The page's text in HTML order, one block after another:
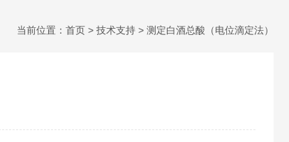
当前位置： 首页 > 技术支持 > 测定白酒总酸（电位滴定法）